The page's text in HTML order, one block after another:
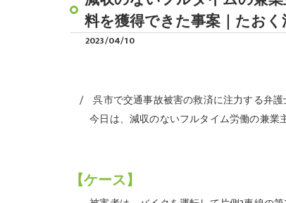
料を獲得できた事案｜たお
2023/04/10
呉市で交通事故被害の救済に注力する弁護
今日は、減収のないフルタイム労働の兼業
【ケース】